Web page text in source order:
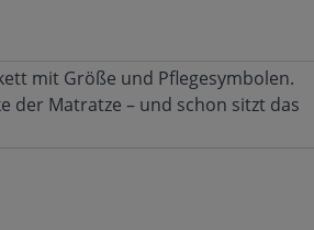
mit Größe und Pflegesymbolen.
der Matratze – und schon sitzt das